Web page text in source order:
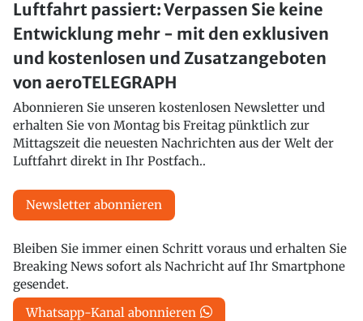
Luftfahrt passiert: Verpassen Sie keine
Entwicklung mehr - mit den exklusiven
und kostenlosen und Zusatzangeboten
von aeroTELEGRAPH
Abonnieren Sie unseren kostenlosen Newsletter und
erhalten Sie von Montag bis Freitag pünktlich zur
Mittagszeit die neuesten Nachrichten aus der Welt der
Luftfahrt direkt in Ihr Postfach..
Newsletter abonnieren
Bleiben Sie immer einen Schritt voraus und erhalten Sie
Breaking News sofort als Nachricht auf Ihr Smartphone
gesendet.
Whatsapp-Kanal abonnieren